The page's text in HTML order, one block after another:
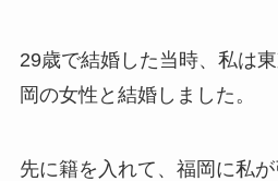
29歳で結婚した当時、私は
岡の女性と結婚しました。
先に籍を入れて、福岡に私